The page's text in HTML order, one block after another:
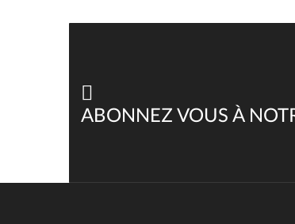
ABONNEZ VOUS À